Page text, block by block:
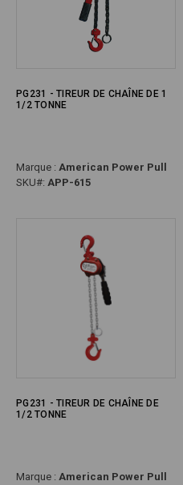
PG231 - TIREUR DE CHAÎNE DE 1
1/2 TONNE
Marque : American Power Pull
SKU#: APP-615
PG231 - TIREUR DE CHAÎNE DE
1/2 TONNE
Marque : American Power Pull